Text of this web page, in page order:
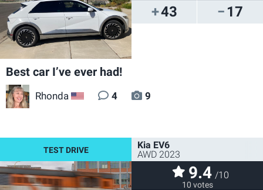
43 17
Best car I’ve ever had!
Rhonda US 4 9
Kia EV6
AWD 2023
9.4 /10
10 votes